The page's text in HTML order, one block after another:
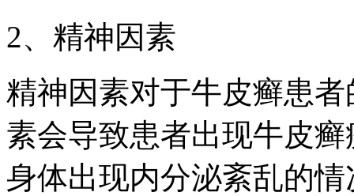
2、精神因素
精神因素对于牛皮癣患
素会导致患者出现牛皮
身体出现内分泌紊乱的